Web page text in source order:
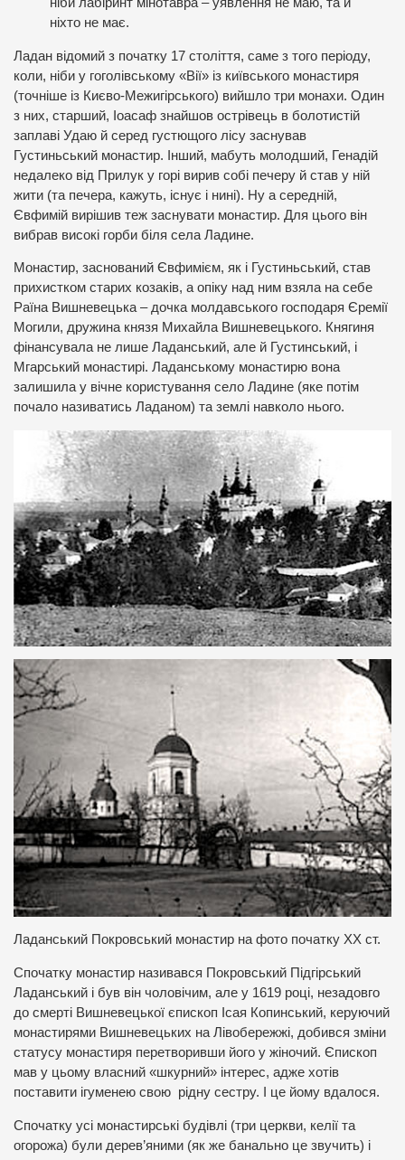
ніхто не має.
Ладан відомий з початку 17 століття, саме з того періоду,
коли, ніби у гоголівському «Вії» із київського монастиря
(точніше із Києво-Межигірського) вийшло три монахи. Один
з них, старший, Іоасаф знайшов острівець в болотистій
заплаві Удаю й серед густющого лісу заснував
Густиньський монастир. Інший, мабуть молодший, Генадій
недалеко від Прилук у горі вирив собі печеру й став у ній
жити (та печера, кажуть, існує і нині). Ну а середній,
Євфимій вирішив теж заснувати монастир. Для цього він
вибрав високі горби біля села Ладине.
Монастир, заснований Євфимієм, як і Густиньський, став
прихистком старих козаків, а опіку над ним взяла на себе
Раїна Вишневецька – дочка молдавського господаря Єремії
Могили, дружина князя Михайла Вишневецького. Княгиня
фінансувала не лише Ладанський, але й Густинський, і
Мгарський монастирі. Ладанському монастирю вона
залишила у вічне користування село Ладине (яке потім
почало називатись Ладаном) та землі навколо нього.
Ладанський Покровський монастир на фото початку ХХ ст.
Спочатку монастир називався Покровський Підгірський
Ладанський і був він чоловічим, але у 1619 році, незадовго
до смерті Вишневецької єпископ Ісая Копинський, керуючий
монастирями Вишневецьких на Лівобережжі, добився зміни
статусу монастиря перетворивши його у жіночий. Єпископ
мав у цьому власний «шкурний» інтерес, адже хотів
поставити ігуменею свою рідну сестру. І це йому вдалося.
Спочатку усі монастирські будівлі (три церкви, келії та
огорожа) були дерев’яними (як же банально це звучить) і